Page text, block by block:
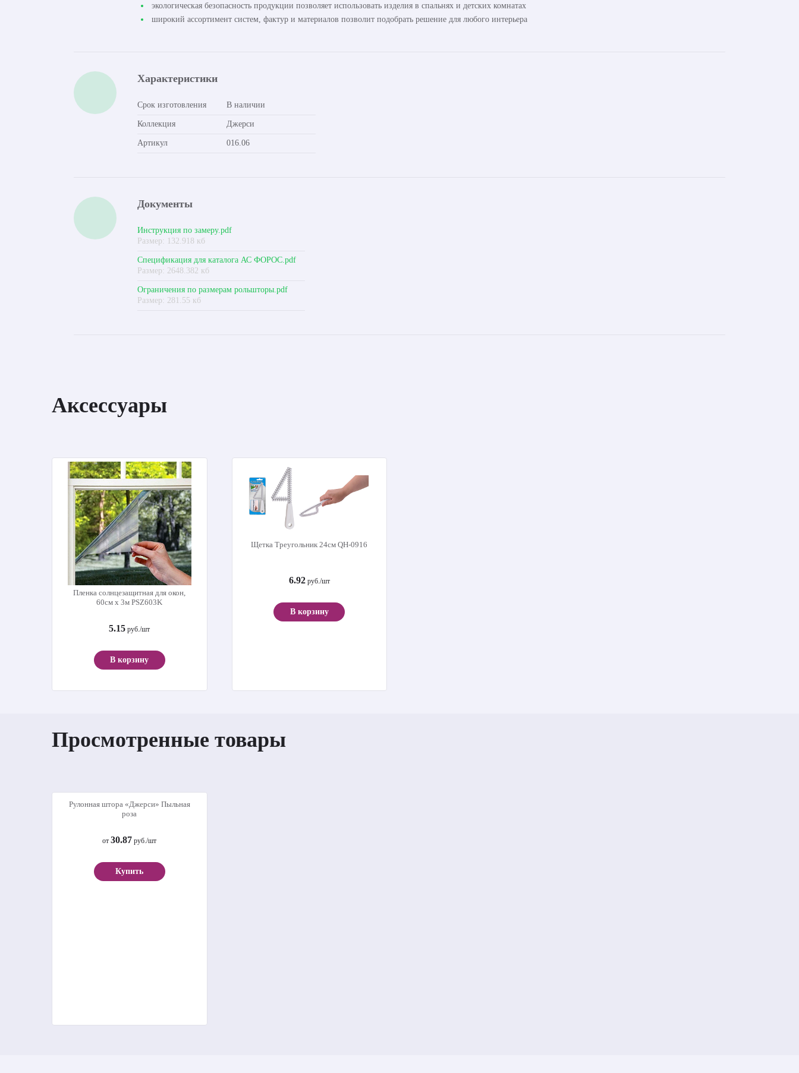
экологическая безопасность продукции позволяет использовать изделия в спальнях и детских комнатах
широкий ассортимент систем, фактур и материалов позволит подобрать решение для любого интерьера
Характеристики
Срок изготовления В наличии
Коллекция Джерси
Артикул 016.06
Документы
Инструкция по замеру.pdf
Размер: 132.918 кб
Спецификация для каталога АС ФОРОС.pdf
Размер: 2648.382 кб
Ограничения по размерам рольшторы.pdf
Размер: 281.55 кб
Аксессуары
Пленка солнцезащитная для окон,
60см х 3м PSZ603K
5.15 руб./шт
В корзину
Щетка Треугольник 24см QH-0916
6.92руб./шт
В корзину
Просмотренные товары